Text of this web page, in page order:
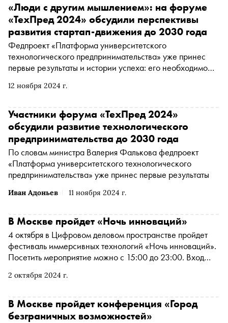
12 ноября 2024 г.
«Люди с другим мышлением»: на форуме
«ТехПред 2024» обсудили перспективы
развития стартап-движения до 2030 года
Федпроект «Платформа университетского
технологического предпринимательства» уже принес
первые результаты и истории успеха: его необходимо
науки и высшего образования РФ Валерий Фальков
Иван Адоньев 11 ноября 2024 г.
Участники форума «ТехПред 2024»
обсудили развитие технологического
предпринимательства до 2030 года
По словам министра Валерия Фалькова федпроект
«Платформа университетского технологического
предпринимательства» уже принес первые результаты
2 октября 2024 г.
В Москве пройдет «Ночь инноваций»
4 октября в Цифровом деловом пространстве пройдет
фестиваль иммерсивных технологий «Ночь инноваций».
Посетить мероприятие можно с 15:00 до 23:00. Вход
В Москве пройдет конференция «Город
безграничных возможностей»